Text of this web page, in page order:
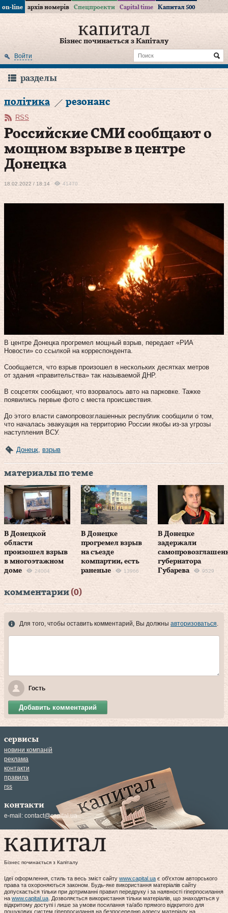
on-line архів номерів Спецпроекти Capital time Капитал 500
Бізнес починається з Капіталу
Войти
разделы
політика резонанс
RSS
Российские СМИ сообщают о
мощном взрыве в центре
Донецка
18.02.2022 / 18:14 41470
В центре Донецка прогремел мощный взрыв, передает «РИА
Новости» со ссылкой на корреспондента.
Сообщается, что взрыв произошел в нескольких десятках метров
от здания «правительства» так называемой ДНР.
В соцсетях сообщают, что взорвалось авто на парковке. Тажке
появились первые фото с места происшествия.
До этого власти самопровозглашенных республик сообщили о том,
что началась эвакуация на территорию России якобы из-за угрозы
наступления ВСУ.
Донецк взрыв
материалы по теме
В Донецкой
области
произошел взрыв
в многоэтажном
доме
24004
В Донецке
прогремел взрыв
на съезде
компартии, есть
раненые
13966
В Донецке
задержали
губернатора
Губарева
9529
комментарии (0)
Для того, чтобы оставить комментарий, Вы должны авторизоваться.
Гость
Добавить комментарий
сервисы
новини компаній
реклама
контакти
правила
rss
контакти
e-mail: contact@capital.ua
Бізнес починається з Капіталу
Ідеї оформлення, стиль та весь зміст сайту www.capital.ua є об'єктом авторського
права та охороняються законом. Будь-яке використання матеріалів сайту
допускається тільки при дотриманні правил передруку і за наявності гіперпосилання
на www.capital.ua. Дозволяється використання тільки матеріалів, що знаходяться у
відкритому доступі і лише за умови посилання та/або прямого відкритого для
пошукових систем гіперпосилання на безпосередню адресу матеріалу на